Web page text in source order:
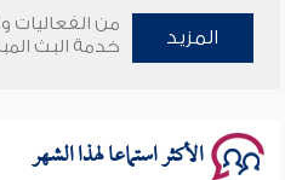
وأمنهم من خوف 9
المزيد
من الفعاليات
خدمة البث
الأكثر استماعا لهذا الشهر